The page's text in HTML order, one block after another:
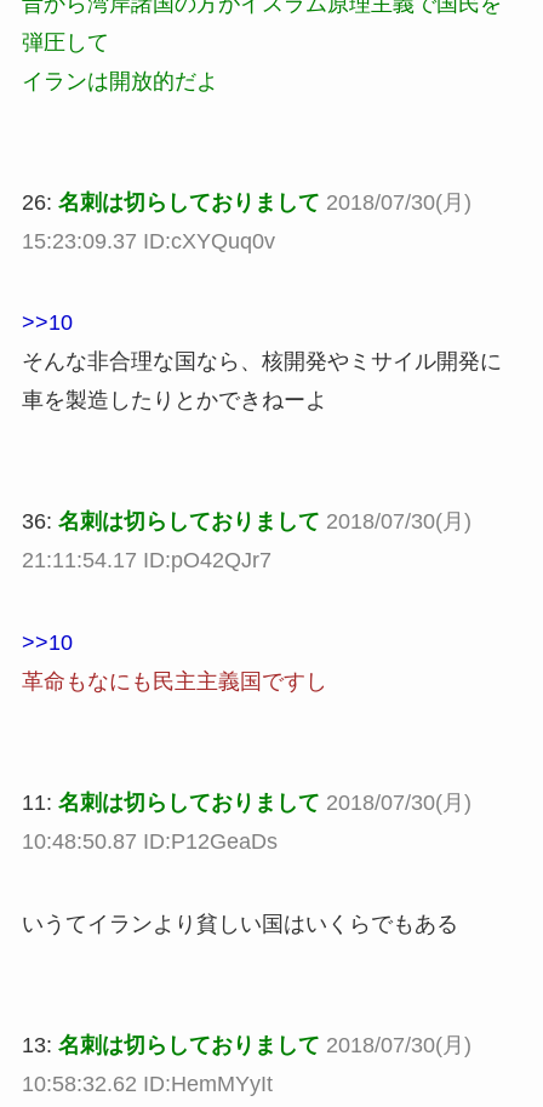
弾圧して
イランは開放的だよ
26: 名刺は切らしておりまして 2018/07/30(月)
15:23:09.37 ID:cXYQuq0v
>>10
そんな非合理な国なら、核開発やミサイル開発に
車を製造したりとかできねーよ
36: 名刺は切らしておりまして 2018/07/30(月)
21:11:54.17 ID:pO42QJr7
>>10
革命もなにも民主主義国ですし
11: 名刺は切らしておりまして 2018/07/30(月)
10:48:50.87 ID:P12GeaDs
いうてイランより貧しい国はいくらでもある
13: 名刺は切らしておりまして 2018/07/30(月)
10:58:32.62 ID:HemMYyIt